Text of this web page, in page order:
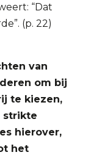
“Dat
(p. 22)
van
om bij
te kiezen,
strikte
hierover,
het